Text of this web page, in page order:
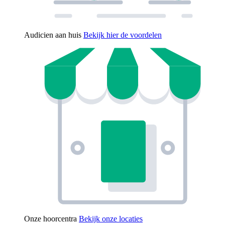
Audicien aan huis Bekijk hier de voordelen
Onze hoorcentra Bekijk onze locaties